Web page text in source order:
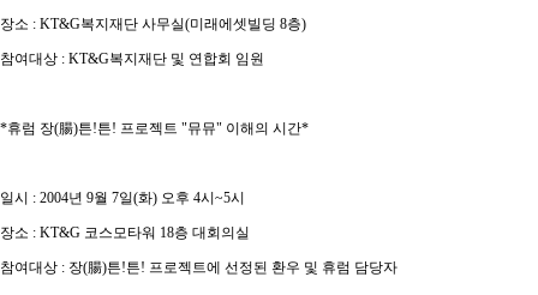
장소 : KT&G복지재단 사무실(미래에셋빌딩 8층)
참여대상 : KT&G복지재단 및 연합회 임원
*휴럼 장(腸)튼!튼! 프로젝트 "뮤뮤" 이해의 시간*
일시 : 2004년 9월 7일(화) 오후 4시 ~5시
장소 : KT&G 코스모타워 18층 대회의실
참여대상 : 장(腸)튼!튼! 프로젝트에 선정된 환우 및 휴럼 담당자